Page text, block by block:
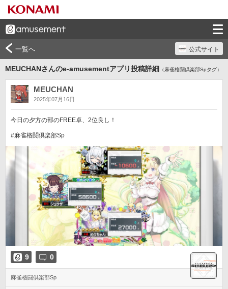
一覧へ 公式サイト
MEUCHANさんのe-amusementアプリ投稿詳細 （麻雀格闘倶楽部Spタグ）
MEUCHAN
2025年07月16日
今日の夕方の部のFREE卓、2位良し！
#麻雀格闘倶楽部Sp
9 0
麻雀格闘倶楽部Sp